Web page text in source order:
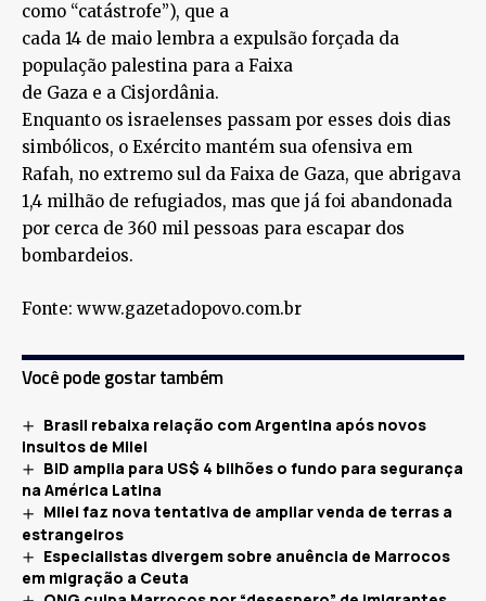
como “catástrofe”), que a
cada 14 de maio lembra a expulsão forçada da
população palestina para a Faixa
de Gaza e a Cisjordânia.
Enquanto os israelenses passam por esses dois dias
simbólicos, o Exército mantém sua ofensiva em
Rafah, no extremo sul da Faixa de Gaza, que abrigava
1,4 milhão de refugiados, mas que já foi abandonada
por cerca de 360 mil pessoas para escapar dos
bombardeios.
Fonte: www.gazetadopovo.com.br
Você pode gostar também
Brasil rebaixa relação com Argentina após novos
insultos de Milei
BID amplia para US$ 4 bilhões o fundo para segurança
na América Latina
Milei faz nova tentativa de ampliar venda de terras a
estrangeiros
Especialistas divergem sobre anuência de Marrocos
em migração a Ceuta